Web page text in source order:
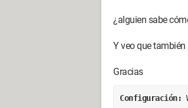
¿alguien sabe
Y veo que también
Gracias
Configuración: